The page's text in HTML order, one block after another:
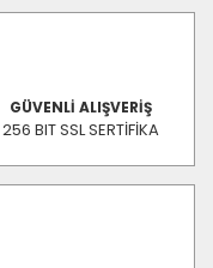
GÜVENLİ ALIŞVERİŞ
256 BIT SSL SERTİFİKA